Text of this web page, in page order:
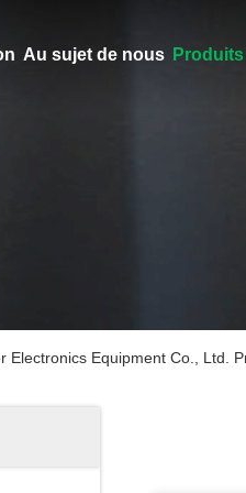
Au sujet de nous Produits
Electronics Equipment Co., Ltd.